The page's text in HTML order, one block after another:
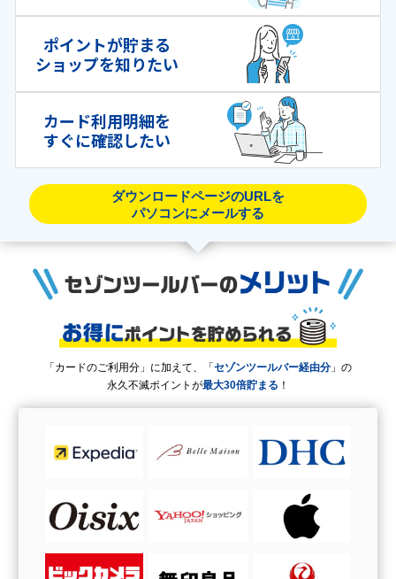
ポイントが貯まる
ショップを知りたい
カード利用明細を
すぐに確認したい
ダウンロードページのURLを
パソコンにメールする
「カードのご利用分」に加えて、「 セゾンツールバー経由分 」の
永久不滅ポイントが最大30倍貯まる ！